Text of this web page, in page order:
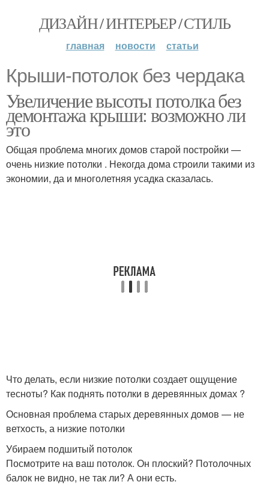
ДИЗАЙН / ИНТЕРЬЕР / СТИЛЬ
главная новости статьи
Крыши-потолок без чердака
Увеличение высоты потолка без
демонтажа крыши: возможно ли
это
Общая проблема многих домов старой постройки —
очень низкие потолки . Некогда дома строили такими из
экономии, да и многолетняя усадка сказалась.
Что делать, если низкие потолки создает ощущение
тесноты? Как поднять потолки в деревянных домах ?
Основная проблема старых деревянных домов — не
ветхость, а низкие потолки
Убираем подшитый потолок
Посмотрите на ваш потолок. Он плоский? Потолочных
балок не видно, не так ли? А они есть.